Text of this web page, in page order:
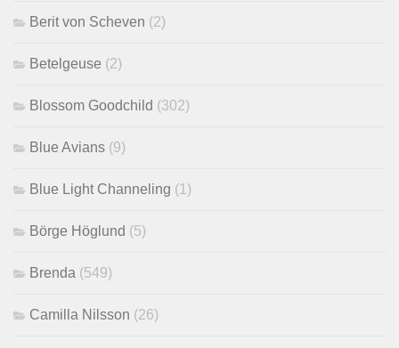
Berit von Scheven (2)
Betelgeuse (2)
Blossom Goodchild (302)
Blue Avians (9)
Blue Light Channeling (1)
Börge Höglund (5)
Brenda (549)
Camilla Nilsson (26)